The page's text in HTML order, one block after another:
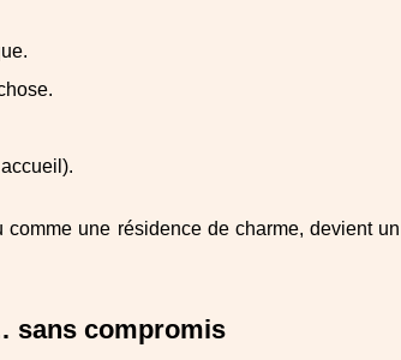
une résidence de charme, devient un
sans compromis